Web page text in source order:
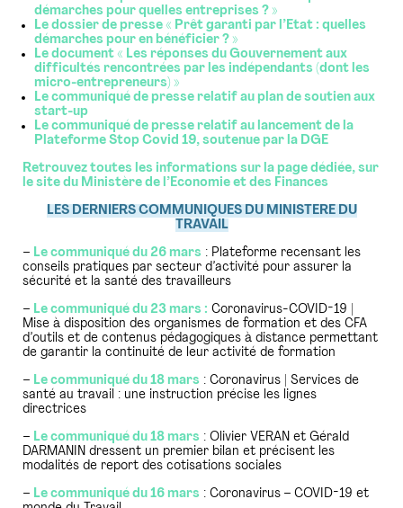
démarches pour quelles entreprises ? »
Le dossier de presse « Prêt garanti par l’Etat : quelles
démarches pour en bénéficier ? »
Le document « Les réponses du Gouvernement aux
difficultés rencontrées par les indépendants (dont les
micro-entrepreneurs) »
Le communiqué de presse relatif au plan de soutien aux
start-up
Le communiqué de presse relatif au lancement de la
Plateforme Stop Covid 19, soutenue par la DGE
Retrouvez toutes les informations sur la page dédiée, sur
le site du Ministère de l’Economie et des Finances
LES DERNIERS COMMUNIQUES DU MINISTERE DU
TRAVAIL
– Le communiqué du 26 mars : Plateforme recensant les
conseils pratiques par secteur d’activité pour assurer la
sécurité et la santé des travailleurs
– Le communiqué du 23 mars : Coronavirus-COVID-19 |
Mise à disposition des organismes de formation et des CFA
d’outils et de contenus pédagogiques à distance permettant
de garantir la continuité de leur activité de formation
– Le communiqué du 18 mars : Coronavirus | Services de
santé au travail : une instruction précise les lignes
directrices
– Le communiqué du 18 mars : Olivier VERAN et Gérald
DARMANIN dressent un premier bilan et précisent les
modalités de report des cotisations sociales
– Le communiqué du 16 mars : Coronavirus – COVID-19 et